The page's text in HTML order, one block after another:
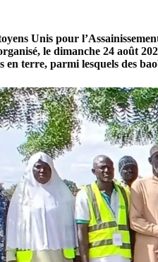
Unis pour
le dimanche 24 août
en terre, parmi lesquels des